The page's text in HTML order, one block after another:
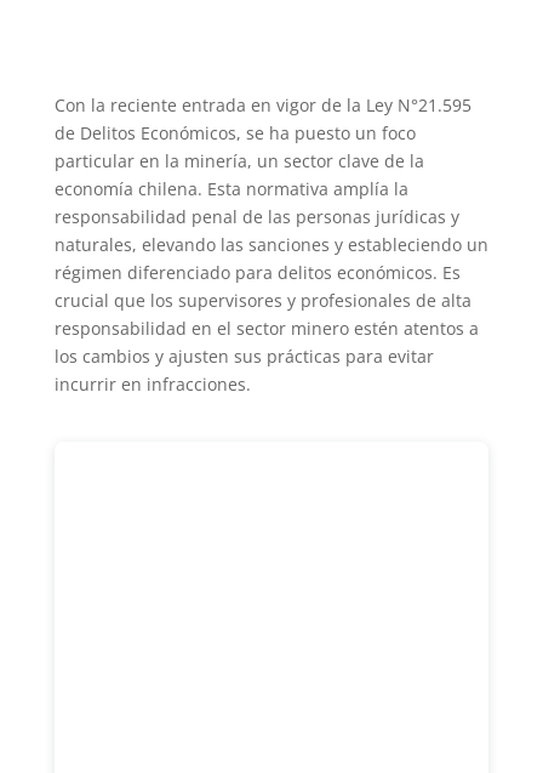
Con la reciente entrada en vigor de la Ley N°21.595
de Delitos Económicos, se ha puesto un foco
particular en la minería, un sector clave de la
economía chilena. Esta normativa amplía la
responsabilidad penal de las personas jurídicas y
naturales, elevando las sanciones y estableciendo un
régimen diferenciado para delitos económicos. Es
crucial que los supervisores y profesionales de alta
responsabilidad en el sector minero estén atentos a
los cambios y ajusten sus prácticas para evitar
incurrir en infracciones.